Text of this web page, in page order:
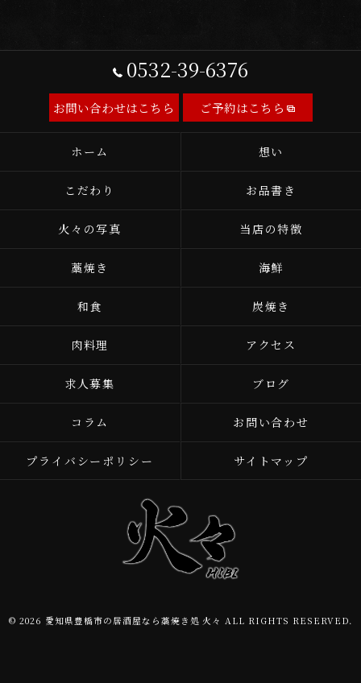
0532-39-6376
お問い合わせはこちら ご予約はこちら
ホーム 想い
こだわり お品書き
火々の写真 当店の特徴
藁焼き 海鮮
和食 炭焼き
肉料理 アクセス
求人募集 ブログ
コラム お問い合わせ
プライバシーポリシー サイトマップ
© 2026 愛知県豊橋市の居酒屋なら藁焼き処 火々 ALL RIGHTS RESERVED.